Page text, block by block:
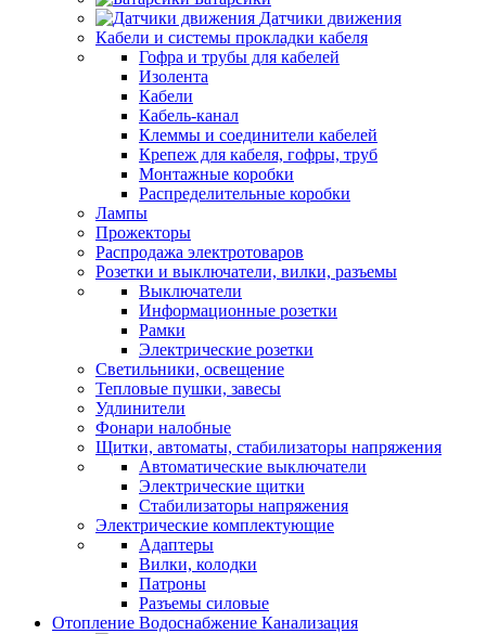
Датчики движения
Кабели и системы прокладки кабеля
Гофра и трубы для кабелей
Изолента
Кабели
Кабель-канал
Клеммы и соединители кабелей
Крепеж для кабеля, гофры, труб
Монтажные коробки
Распределительные коробки
Лампы
Прожекторы
Распродажа электротоваров
Розетки и выключатели, вилки, разъемы
Выключатели
Информационные розетки
Рамки
Электрические розетки
Светильники, освещение
Тепловые пушки, завесы
Удлинители
Фонари налобные
Щитки, автоматы, стабилизаторы напряжения
Автоматические выключатели
Электрические щитки
Стабилизаторы напряжения
Электрические комплектующие
Адаптеры
Вилки, колодки
Патроны
Разъемы силовые
Отопление Водоснабжение Канализация